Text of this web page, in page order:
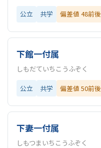
公立 共学 偏差値 48前後
下館一付属
しもだていちこうふぞく
公立 共学 偏差値 50前後
下妻一付属
しもつまいちこうふぞく